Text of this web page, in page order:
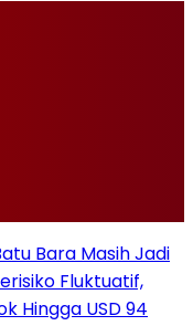
Bara Masih Jadi
Fluktuatif,
Hingga USD 94